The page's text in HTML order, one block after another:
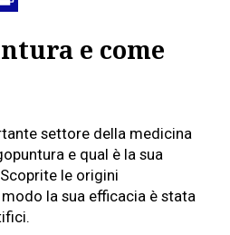
e come
settore della medicina
e qual è la sua
le origini
la sua efficacia è stata